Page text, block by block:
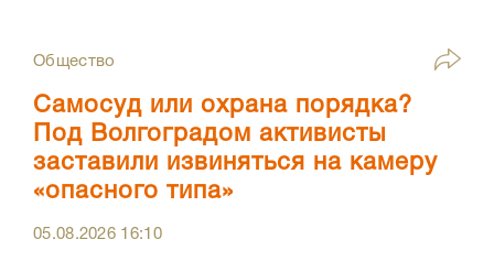
Общество
Самосуд или охрана порядка?
Под Волгоградом активисты
заставили извиняться на камеру
«опасного типа»
05.08.2026 16:10